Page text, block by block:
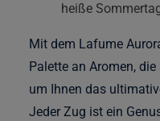
heiße
Mit dem Lafume
Palette an Aromen,
um Ihnen das
Jeder Zug ist ein